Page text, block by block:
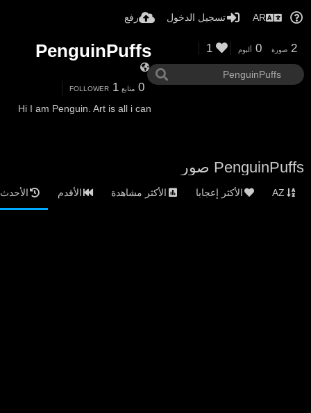
رفع تسجيل الدخول AR
PenguinPuffs
0 متابع 1
FOLLOWER
Hi I am Penguin. Art is all i can
2 صورة 0 ألبوم 1
PenguinPuffs صور
الأحدث الأقدم الأكثر مشاهدة الأكثر إعجابا AZ